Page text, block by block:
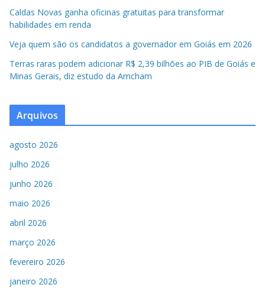
Caldas Novas ganha oficinas gratuitas para transformar
habilidades em renda
Veja quem são os candidatos a governador em Goiás em 2026
Terras raras podem adicionar R$ 2,39 bilhões ao PIB de Goiás e
Minas Gerais, diz estudo da Amcham
Arquivos
agosto 2026
julho 2026
junho 2026
maio 2026
abril 2026
março 2026
fevereiro 2026
janeiro 2026